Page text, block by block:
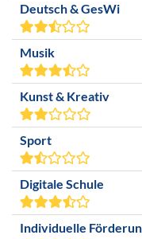
Deutsch & GesWi
Musik
Kunst & Kreativ
Sport
Digitale Schule
Individuelle